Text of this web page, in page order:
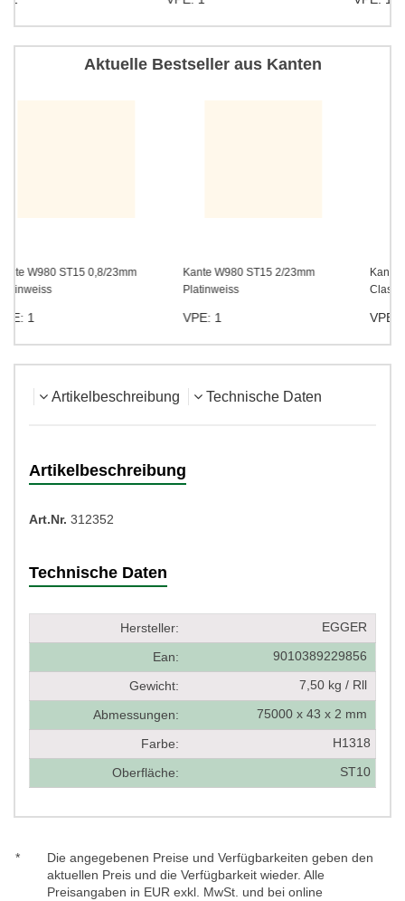
Aktuelle Bestseller aus Kanten
Kante W980 ST15 2/23mm
Platinweiss
Kante W954 ST7 0,8/23mm
Classicweiss
Artikelbeschreibung Technische Daten
Artikelbeschreibung
Art.Nr. 312352
Technische Daten
Hersteller: EGGER
Ean: 9010389229856
Gewicht: 7,50 kg / Rll
Abmessungen: 75000 x 43 x 2 mm
Farbe: H1318
Oberfläche: ST10
*
Die angegebenen Preise und Verfügbarkeiten geben den
aktuellen Preis und die Verfügbarkeit wieder. Alle
Preisangaben in EUR exkl. MwSt. und bei online